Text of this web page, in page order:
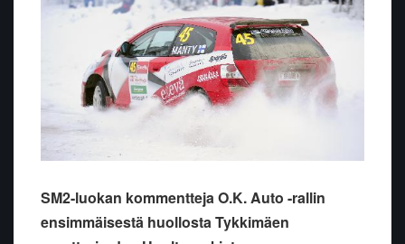
SM2-luokan kommentteja O.K. Auto -rallin
ensimmäisestä huollosta Tykkimäen